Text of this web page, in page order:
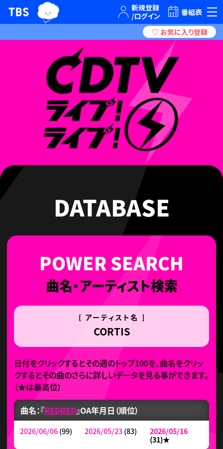
TBSテレビ｜ときめくときを。 番組表
DATABASE
曲名・アーティスト検索
[ アーティスト名 ]
CORTIS
日付をクリックするとその週のトップ100を、曲名をクリッ
クするとその曲のさらに詳しいデータを見る事ができます。
（★は最高位）
曲名：『REDRED』OA年月日（順位）
2026/06/06(99) 2026/05/23(83)
2026/05/16
(31)★